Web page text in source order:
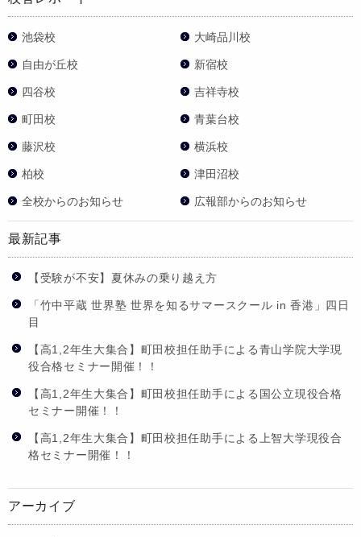
池袋校 大崎品川校
自由が丘校 新宿校
四谷校 吉祥寺校
町田校 青葉台校
藤沢校 横浜校
柏校 津田沼校
全校からのお知らせ 広報部からのお知らせ
最新記事
【受験が不安】夏休みの乗り越え方
「竹中平蔵 世界塾 世界を知るサマースクール in 香港」四日
目
【高1,2年生大集合】町田校担任助手による青山学院大学現
役合格セミナー開催！！
【高1,2年生大集合】町田校担任助手による国公立現役合格
セミナー開催！！
【高1,2年生大集合】町田校担任助手による上智大学現役合
格セミナー開催！！
アーカイブ